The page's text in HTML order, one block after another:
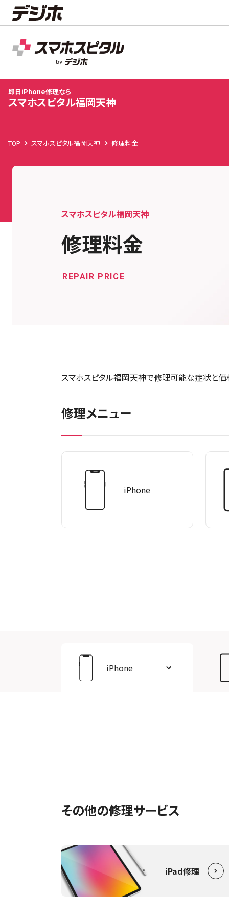
スマホスピタル福岡天神
店舗TOP
即日iPhone修理なら
スマホスピタル福岡天神
TOP スマホスピタル福岡天神 修理料金
スマホスピタル福岡天神
修理料金
REPAIR PRICE
スマホスピタル福岡天神で修理可能な症状と価
修理メニュー
iPhone
iPhone
その他の修理サービス
iPad修理